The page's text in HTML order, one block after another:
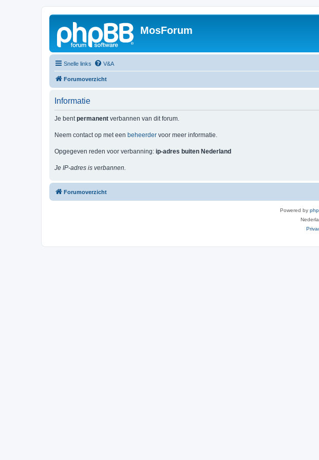
MosForum
Snelle links V&A
Forumoverzicht
Informatie
Je bentpermanent verbannen van dit forum.
Neem contact op met een beheerder voor meer informatie.
Opgegeven reden voor verbanning: ip-adres buiten Nederland
Je IP-adres is verbannen.
Forumoverzicht
Powered by